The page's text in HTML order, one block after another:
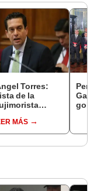
Torres:
de la
MÁS